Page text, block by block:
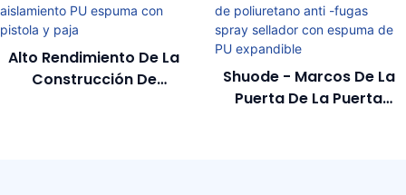
Shuode - Marcos De La
750 Ml De Construcción
De Un Componente De
750 Ml Reparación De